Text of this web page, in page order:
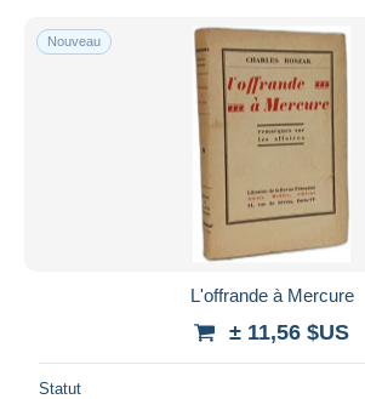
Nouveau
L'offrande à Mercure
± 11,56 $US
Statut